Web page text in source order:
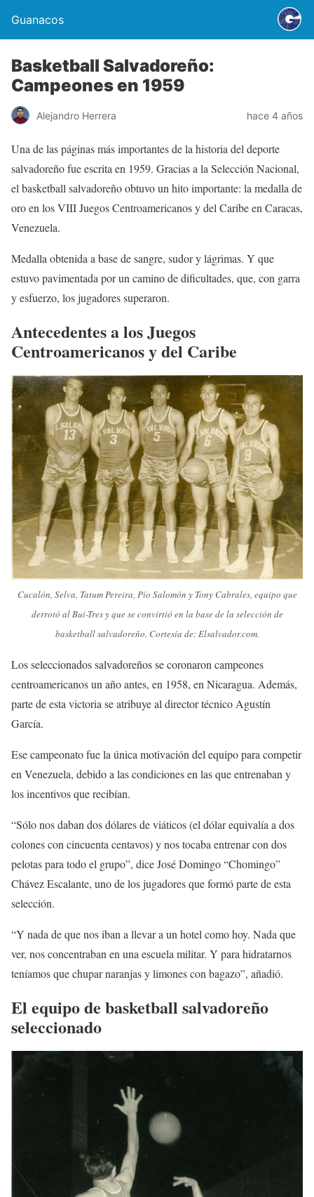
Guanacos
Basketball Salvadoreño:
Campeones en 1959
Alejandro Herrera hace 4 años
Una de las páginas más importantes de la historia del deporte
salvadoreño fue escrita en 1959. Gracias a la Selección Nacional,
el basketball salvadoreño obtuvo un hito importante: la medalla de
oro en los VIII Juegos Centroamericanos y del Caribe en Caracas,
Venezuela.
Medalla obtenida a base de sangre, sudor y lágrimas. Y que
estuvo pavimentada por un camino de dificultades, que, con garra
y esfuerzo, los jugadores superaron.
Antecedentes a los Juegos
Centroamericanos y del Caribe
Cucalón, Selva, Tatum Pereira, Pío Salomón y Tony Cabrales, equipo que
derrotó al Bui-Tres y que se convirtió en la base de la selección de
basketball salvadoreño. Cortesía de: Elsalvador.com.
Los seleccionados salvadoreños se coronaron campeones
centroamericanos un año antes, en 1958, en Nicaragua. Además,
parte de esta victoria se atribuye al director técnico Agustín
García.
Ese campeonato fue la única motivación del equipo para competir
en Venezuela, debido a las condiciones en las que entrenaban y
los incentivos que recibían.
“Sólo nos daban dos dólares de viáticos (el dólar equivalía a dos
colones con cincuenta centavos) y nos tocaba entrenar con dos
pelotas para todo el grupo”, dice José Domingo “Chomingo”
Chávez Escalante, uno de los jugadores que formó parte de esta
selección.
“Y nada de que nos iban a llevar a un hotel como hoy. Nada que
ver, nos concentraban en una escuela militar. Y para hidratarnos
teníamos que chupar naranjas y limones con bagazo”, añadió.
El equipo de basketball salvadoreño
seleccionado